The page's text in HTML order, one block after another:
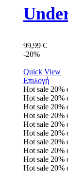
99,99 €
-20%
Quick View
Επιλογή
Hot sale 20%
Hot sale 20%
Hot sale 20%
Hot sale 20%
Hot sale 20%
Hot sale 20%
Hot sale 20%
Hot sale 20%
Hot sale 20%
Hot sale 20%